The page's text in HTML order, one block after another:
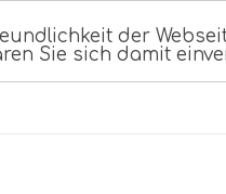
der
Sie sich damit